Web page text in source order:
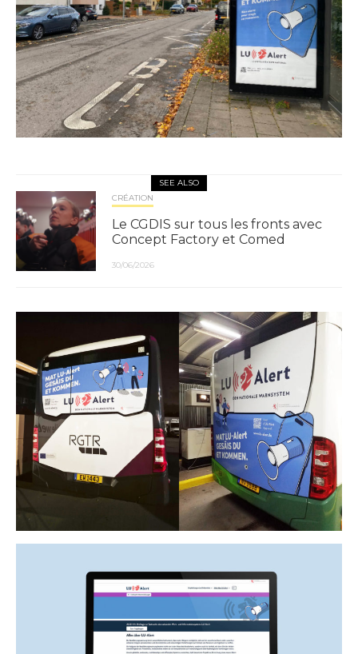
SEE ALSO
CRÉATION
Le CGDIS sur tous les fronts avec
Concept Factory et Comed
30/06/2026